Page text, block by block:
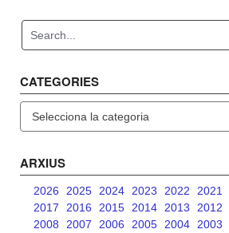
CATEGORIES
ARXIUS
2026 2025 2024 2023 2022 2021
2017
2016 2015 2014 2013 2012
2008
2007 2006 2005 2004 2003